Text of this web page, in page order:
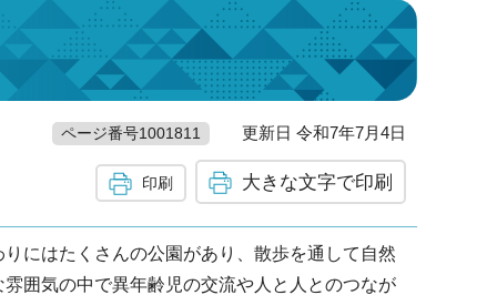
ページ番号1001811 更新日 令和7年7月4日
印刷 大きな文字で印刷
にはたくさんの公園があり、散歩を通して自然
囲気の中で異年齢児の交流や人と人とのつなが